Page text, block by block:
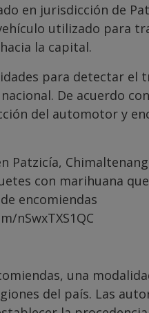
en jurisdicción de
utilizado para
la capital.
para detectar el
De acuerdo
del automotor y
Patzicía,
con marihuana
encomiendas
nSwxTXS1QC
una
del país. Las